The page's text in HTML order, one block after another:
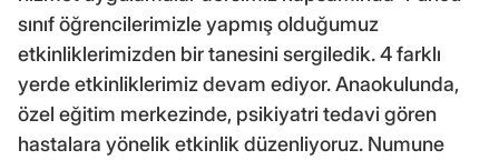
sınıf öğrencilerimizle yapmış olduğumuz
etkinliklerimizden bir tanesini sergiledik. 4 farklı
yerde etkinliklerimiz devam ediyor. Anaokulunda,
özel eğitim merkezinde, psikiyatri tedavi gören
hastalara yönelik etkinlik düzenliyoruz. Numune